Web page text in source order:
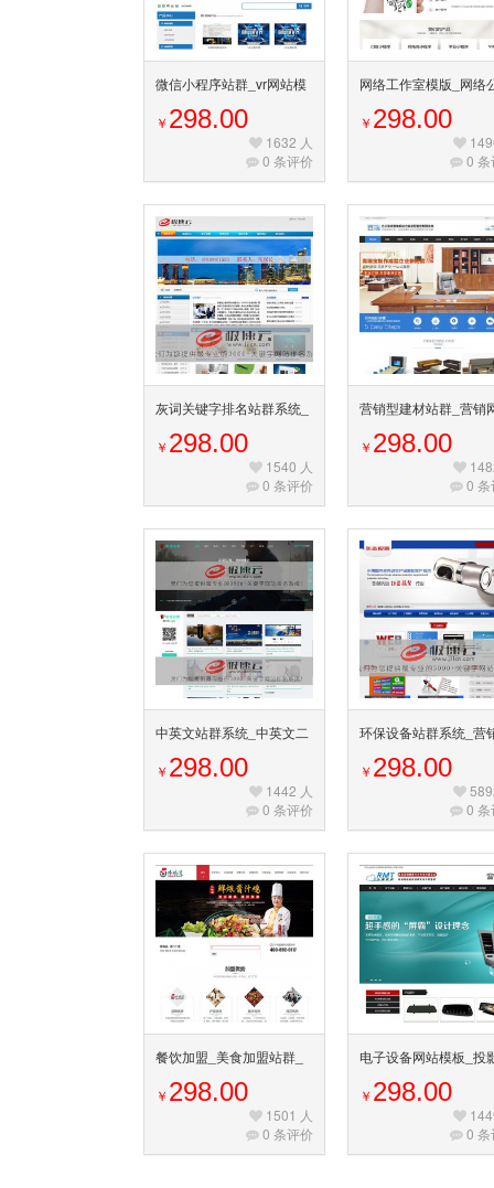
微信小程序站群_vr网站模
版_vr设备源码_小程序推
广站群
￥ 298.00
1632 人
0 条评价
网络工作室模版_网络
站群_小程序网站_微
序站群系统
￥ 298.00
0 条
灰词关键字排名站群系统_
灰词排名_私家侦探公司站
群模板_二级域名站群
￥ 298.00
1540 人
0 条评价
营销型建材站群_营销
系统_营销网站模板_
家居网站模板
￥ 298.00
0 条
中英文站群系统_中英文二
级域名_中英文网站模版_
中英文城市站群
￥ 298.00
1442 人
0 条评价
环保设备站群系统_营
分站站群_环保网站源
企业站群下载
￥ 298.00
0 条
餐饮加盟_美食加盟站群_
特色小吃加盟源码_加盟排
名系统
￥ 298.00
1501 人
0 条评价
电子设备网站模板_投
备站群_分站排名系统
￥ 298.00
0 条